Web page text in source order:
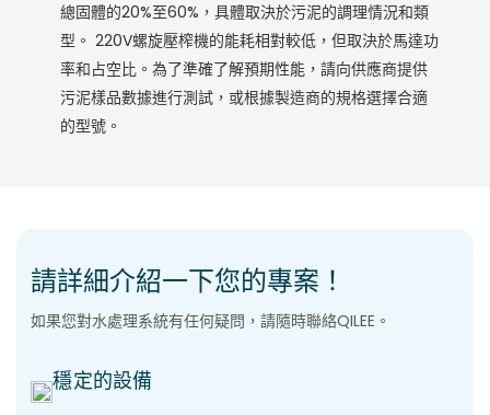
總固體的20%至60%，具體取決於污泥的調理情況和類
型。 220V螺旋壓榨機的能耗相對較低，但取決於馬達功
率和占空比。為了準確了解預期性能，請向供應商提供
污泥樣品數據進行測試，或根據製造商的規格選擇合適
的型號。
請詳細介紹一下您的專案！
如果您對水處理系統有任何疑問，請隨時聯絡QILEE。
穩定的設備